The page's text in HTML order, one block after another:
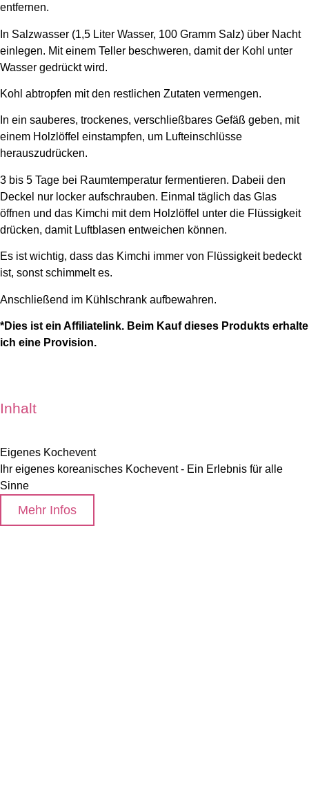
entfernen.
In Salzwasser (1,5 Liter Wasser, 100 Gramm Salz) über Nacht
einlegen. Mit einem Teller beschweren, damit der Kohl unter
Wasser gedrückt wird.
Kohl abtropfen mit den restlichen Zutaten vermengen.
In ein sauberes, trockenes, verschließbares Gefäß geben, mit
einem Holzlöffel einstampfen, um Lufteinschlüsse
herauszudrücken.
3 bis 5 Tage bei Raumtemperatur fermentieren. Dabeii den
Deckel nur locker aufschrauben. Einmal täglich das Glas
öffnen und das Kimchi mit dem Holzlöffel unter die Flüssigkeit
drücken, damit Luftblasen entweichen können.
Es ist wichtig, dass das Kimchi immer von Flüssigkeit bedeckt
ist, sonst schimmelt es.
Anschließend im Kühlschrank aufbewahren.
*Dies ist ein Affiliatelink. Beim Kauf dieses Produkts erhalte
ich eine Provision.
Inhalt
Eigenes Kochevent
Ihr eigenes koreanisches Kochevent - Ein Erlebnis für alle
Sinne
Mehr Infos